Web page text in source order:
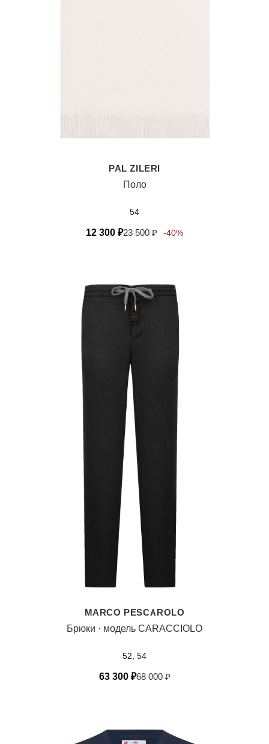
PAL ZILERI
Поло
54
12 300 ₽23 500₽ -40%
MARCO PESCAROLO
Брюки · модель CARACCIOLO
52, 54
68 000₽
63 300 ₽